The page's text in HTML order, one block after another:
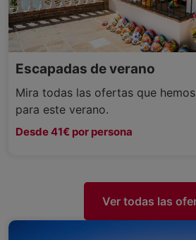
Escapadas de verano
Mira todas las ofertas que
para este verano.
Desde 41€ por persona
Ver todas las